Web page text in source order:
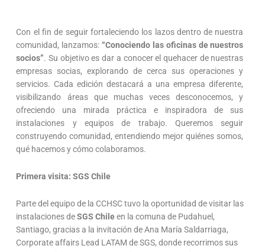
Con el fin de seguir fortaleciendo los lazos dentro de nuestra
comunidad, lanzamos:“Conociendo las oficinas de nuestros
socios”. Su objetivo es dar a conocer el quehacer de nuestras
empresas socias, explorando de cerca sus operaciones y
servicios. Cada edición destacará a una empresa diferente,
visibilizando áreas que muchas veces desconocemos, y
ofreciendo una mirada práctica e inspiradora de sus
instalaciones y equipos de trabajo. Queremos seguir
construyendo comunidad, entendiendo mejor quiénes somos,
qué hacemos y cómo colaboramos.
Primera visita: SGS Chile
Parte del equipo de la CCHSC tuvo la oportunidad de visitar las
instalaciones deSGS Chileen la comuna de Pudahuel,
Santiago, gracias a la invitación de Ana María Saldarriaga,
Corporate affairs Lead LATAM de SGS, donde recorrimos sus